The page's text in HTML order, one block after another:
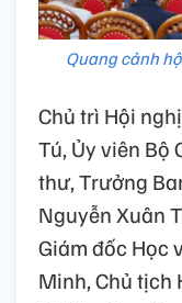
Quang cảnh
Chủ trì Hội
Tú, Ủy viên Bộ
thư, Trưởng
Nguyễn Xuân
Giám đốc Học
Minh, Chủ tịch